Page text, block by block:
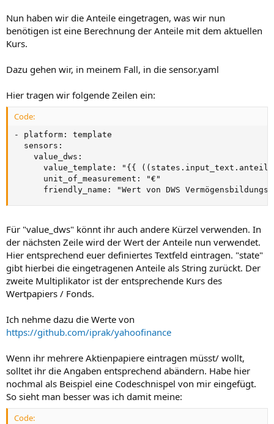
Nun haben wir die Anteile eingetragen, was wir nun
benötigen ist eine Berechnung der Anteile mit dem aktuellen
Kurs.
Dazu gehen wir, in meinem Fall, in die sensor.yaml
Hier tragen wir folgende Zeilen ein:
Code:
- platform: template
  sensors:
    value_dws:
value_template: "{{
      unit_of_measurement: "€"
friendly_name: "Wert von DWS
Für "value_dws" könnt ihr auch andere Kürzel verwenden. In
der nächsten Zeile wird der Wert der Anteile nun verwendet.
Hier entsprechend euer definiertes Textfeld eintragen. "state"
gibt hierbei die eingetragenen Anteile als String zurückt. Der
zweite Multiplikator ist der entsprechende Kurs des
Wertpapiers / Fonds.
Ich nehme dazu die Werte von
https://github.com/iprak/yahoofinance
Wenn ihr mehrere Aktienpapiere eintragen müsst/ wollt,
solltet ihr die Angaben entsprechend abändern. Habe hier
nochmal als Beispiel eine Codeschnispel von mir eingefügt.
So sieht man besser was ich damit meine:
Code: